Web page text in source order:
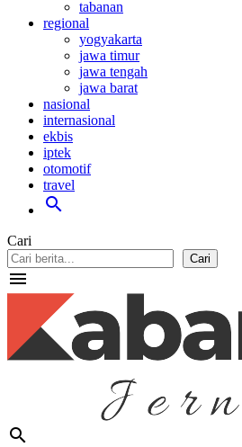
tabanan
regional
yogyakarta
jawa timur
jawa tengah
jawa barat
nasional
internasional
ekbis
iptek
otomotif
travel
search
Cari
Cari
menu
search